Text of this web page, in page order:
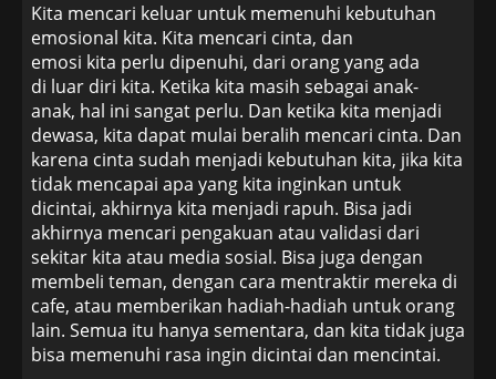
Kita mencari keluar untuk memenuhi kebutuhan
emosional kita. Kita mencari cinta, dan
emosi kita perlu dipenuhi, dari orang yang ada
di luar diri kita. Ketika kita masih sebagai anak-
anak, hal ini sangat perlu. Dan ketika kita menjadi
dewasa, kita dapat mulai beralih mencari cinta. Dan
karena cinta sudah menjadi kebutuhan kita, jika kita
tidak mencapai apa yang kita inginkan untuk
dicintai, akhirnya kita menjadi rapuh. Bisa jadi
akhirnya mencari pengakuan atau validasi dari
sekitar kita atau media sosial. Bisa juga dengan
membeli teman, dengan cara mentraktir mereka di
cafe, atau memberikan hadiah-hadiah untuk orang
lain. Semua itu hanya sementara, dan kita tidak juga
bisa memenuhi rasa ingin dicintai dan mencintai.